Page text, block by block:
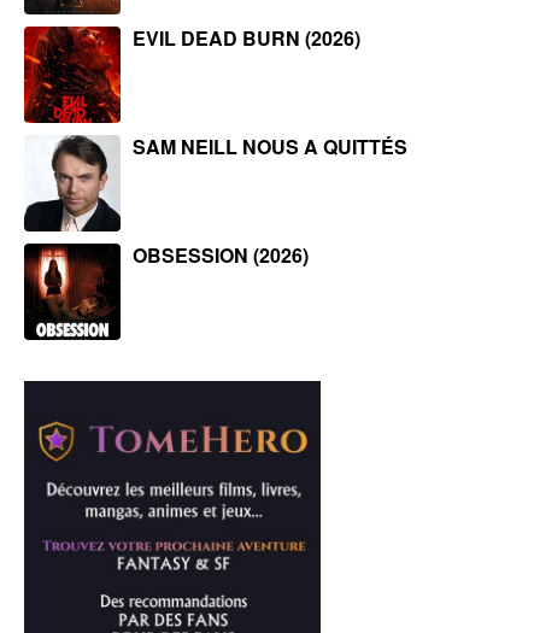
EVIL DEAD BURN (2026)
SAM NEILL NOUS A QUITTÉS
OBSESSION (2026)